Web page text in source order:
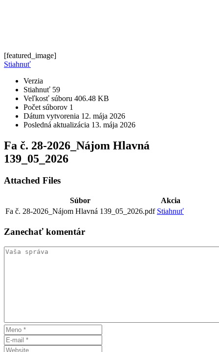
[featured_image]
Stiahnuť
Verzia
Stiahnuť 59
Veľkosť súboru 406.48 KB
Počet súborov 1
Dátum vytvorenia 12. mája 2026
Posledná aktualizácia 13. mája 2026
Fa č. 28-2026_Nájom Hlavná
139_05_2026
Attached Files
Súbor
Akcia
Fa č. 28-2026_Nájom Hlavná 139_05_2026.pdf Stiahnuť
Zanechať komentár